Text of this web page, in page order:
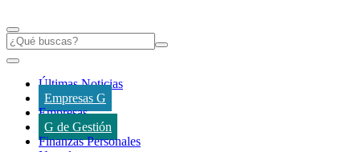
Últimas Noticias
Empresas G
Empresas
G de Gestión
Finanzas Personales